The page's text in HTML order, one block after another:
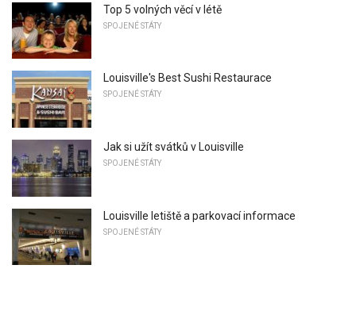
Top 5 volných věcí v létě
SPOJENÉ STÁTY
Louisville's Best Sushi Restaurace
SPOJENÉ STÁTY
Jak si užít svátků v Louisville
SPOJENÉ STÁTY
Louisville letiště a parkovací informace
SPOJENÉ STÁTY